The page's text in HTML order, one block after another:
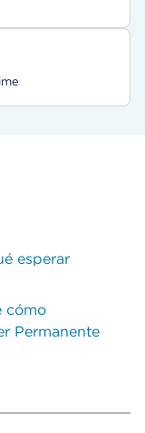
esperar
cómo
Permanente